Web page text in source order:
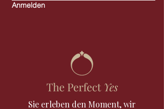
Anmelden
Sie erleben den Moment, wir